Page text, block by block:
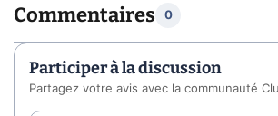
Commentaires 0
Participer à la discussion
Partagez votre avis avec la communauté